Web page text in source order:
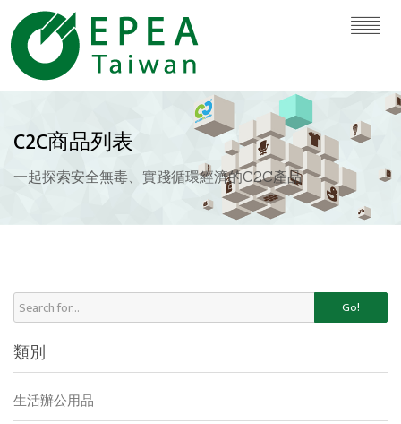
C2C商品列表
一起探索安全無毒、實踐循環經濟的C2C產品
Go!
類別
生活辦公用品